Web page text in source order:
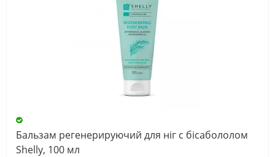
Бальзам регенерируючий для ніг с бісабололом
Shelly, 100 мл